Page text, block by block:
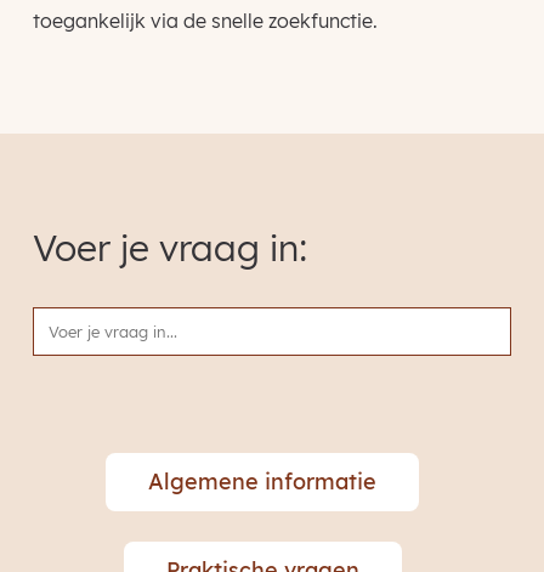
toegankelijk via de snelle zoekfunctie.
Voer je vraag in:
Algemene informatie